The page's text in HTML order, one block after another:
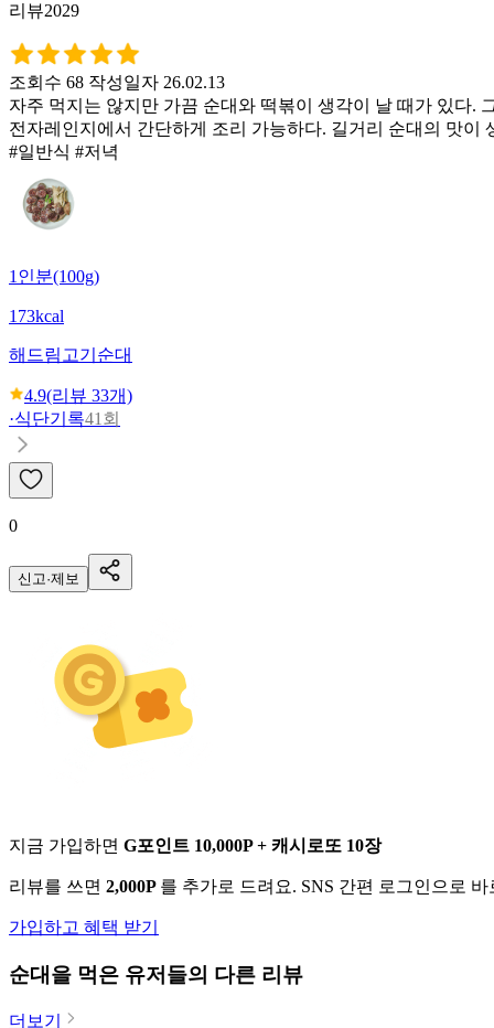
리뷰2029
조회수 68 작성일자 26.02.13
자주 먹지는 않지만 가끔 순대와 떡볶이 생각이 날 때가 있다.
전자레인지에서 간단하게 조리 가능하다. 길거리 순대의 맛이
#일반식 #저녁
1인분(100g)
173kcal
해드림 고기순대
4.9(리뷰 33개)
·식단기록41회
0
신고·제보
지금 가입하면 G포인트 10,000P + 캐시로또 10장
리뷰를 쓰면 2,000P 를 추가로 드려요. SNS 간편 로그인으로
가입하고 혜택 받기
순대 을 먹은 유저들의 다른 리뷰
더보기